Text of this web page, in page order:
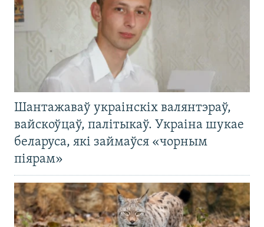
Шантажаваў украінскіх валянтэраў,
вайскоўцаў, палітыкаў. Украіна шукае
беларуса, які займаўся «чорным
піярам»